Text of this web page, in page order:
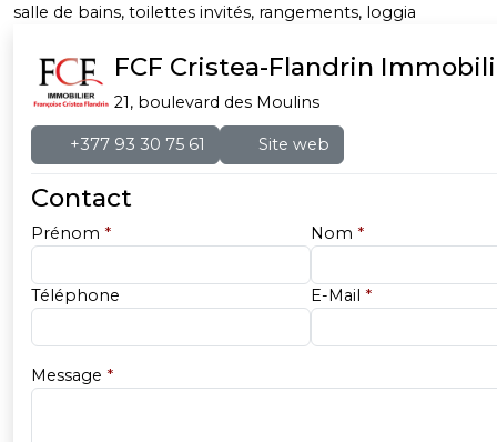
salle de bains, toilettes invités, rangements, loggia
FCF Cristea-Flandrin
21, boulevard des Moulins
+377 93 30 75 61 Site web
Contact
Prénom * Nom *
Téléphone E-Mail *
Message *